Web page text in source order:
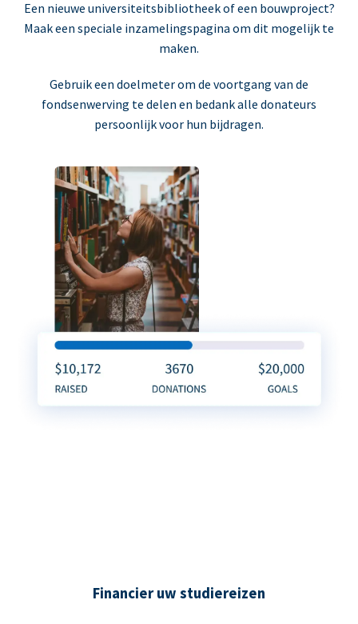
Een nieuwe universiteitsbibliotheek of een bouwproject?
Maak een speciale inzamelingspagina om dit mogelijk te
maken.
Gebruik een doelmeter om de voortgang van de
fondsenwerving te delen en bedank alle donateurs
persoonlijk voor hun bijdragen.
Financier uw studiereizen